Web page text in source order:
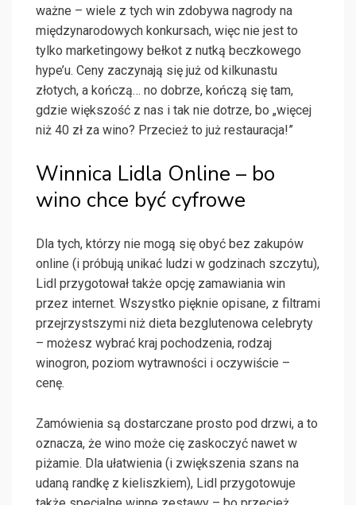
ważne – wiele z tych win zdobywa nagrody na
międzynarodowych konkursach, więc nie jest to
tylko marketingowy bełkot z nutką beczkowego
hype’u. Ceny zaczynają się już od kilkunastu
złotych, a kończą… no dobrze, kończą się tam,
gdzie większość z nas i tak nie dotrze, bo „więcej
niż 40 zł za wino? Przecież to już restauracja!”
Winnica Lidla Online – bo
wino chce być cyfrowe
Dla tych, którzy nie mogą się obyć bez zakupów
online (i próbują unikać ludzi w godzinach szczytu),
Lidl przygotował także opcję zamawiania win
przez internet. Wszystko pięknie opisane, z filtrami
przejrzystszymi niż dieta bezglutenowa celebryty
– możesz wybrać kraj pochodzenia, rodzaj
winogron, poziom wytrawności i oczywiście –
cenę.
Zamówienia są dostarczane prosto pod drzwi, a to
oznacza, że wino może cię zaskoczyć nawet w
piżamie. Dla ułatwienia (i zwiększenia szans na
udaną randkę z kieliszkiem), Lidl przygotowuje